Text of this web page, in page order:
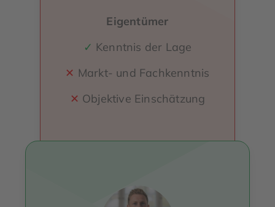
Eigentümer
✓ Kenntnis der Lage
✕ Markt- und Fachkenntnis
✕ Objektive Einschätzung